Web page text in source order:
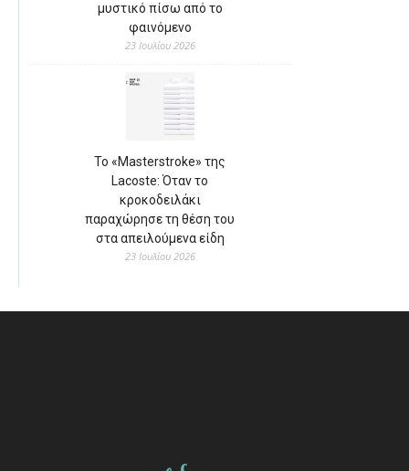
μυστικό πίσω από το
φαινόμενο
23 Ιουλίου 2026
Το «Masterstroke» της
Lacoste: Όταν το
κροκοδειλάκι
παραχώρησε τη θέση του
στα απειλούμενα είδη
23 Ιουλίου 2026